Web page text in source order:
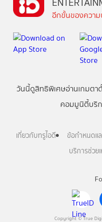
Copyright © True
อีกขั้นของความ
วันนี้ดูสิทธิพิเศษอ่านเกมตา
คอมมูนิตี้บริ
เกี่ยวกับทรูไอดี ข้อกำหนดแล
บริการช่วย